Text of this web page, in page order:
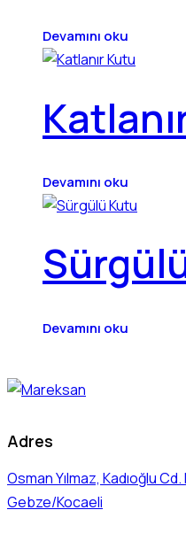
Devamını oku
Devamını oku
Devamını oku
Adres
Osman Yılmaz, Kadıoğlu
Gebze/Kocaeli